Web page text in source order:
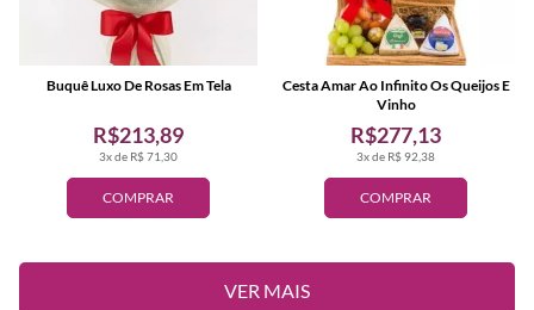
COMPRAR
3x de R$ 71,30
R$213,89
Buquê Luxo De Rosas Em Tela
COMPRAR
3x de R$ 92,38
R$277,13
Cesta Amar Ao Infinito Os Queijos E
Vinho
VER MAIS